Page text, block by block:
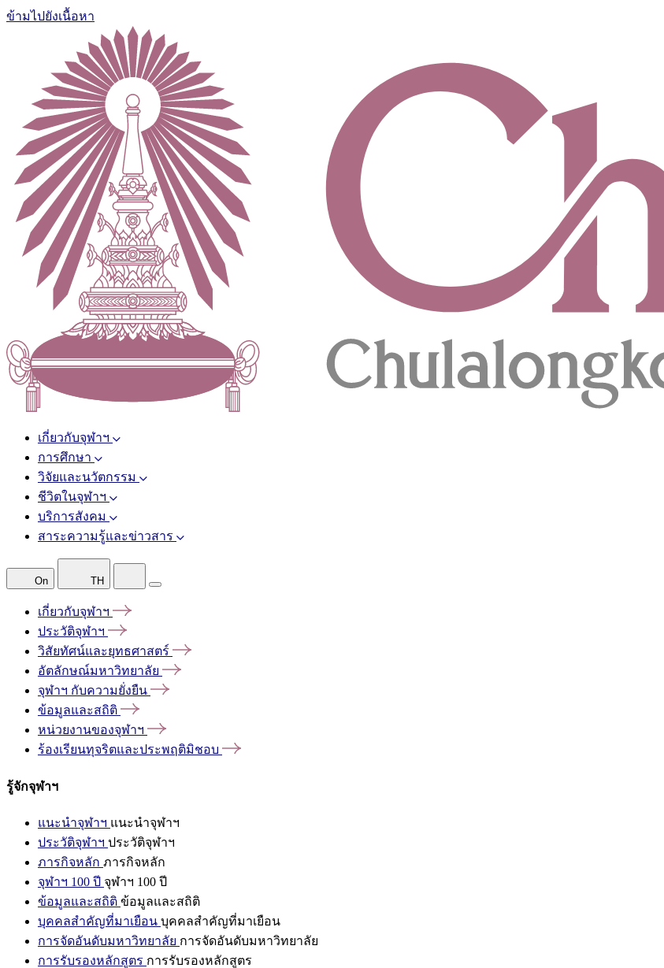
ข้ามไปยังเนื้อหา
เกี่ยวกับจุฬาฯ
การศึกษา
วิจัยและนวัตกรรม
ชีวิตในจุฬาฯ
บริการสังคม
สาระความรู้และข่าวสาร
On TH
เกี่ยวกับจุฬาฯ
ประวัติจุฬาฯ
วิสัยทัศน์และยุทธศาสตร์
อัตลักษณ์มหาวิทยาลัย
จุฬาฯ กับความยั่งยืน
ข้อมูลและสถิติ
หน่วยงานของจุฬาฯ
ร้องเรียนทุจริตและประพฤติมิชอบ
รู้จักจุฬาฯ
แนะนำจุฬาฯ แนะนำจุฬาฯ
ประวัติจุฬาฯ ประวัติจุฬาฯ
ภารกิจหลัก ภารกิจหลัก
จุฬาฯ 100 ปี จุฬาฯ 100 ปี
ข้อมูลและสถิติ ข้อมูลและสถิติ
บุคคลสำคัญที่มาเยือน บุคคลสำคัญที่มาเยือน
การจัดอันดับมหาวิทยาลัย การจัดอันดับมหาวิทยาลัย
การรับรองหลักสูตร การรับรองหลักสูตร